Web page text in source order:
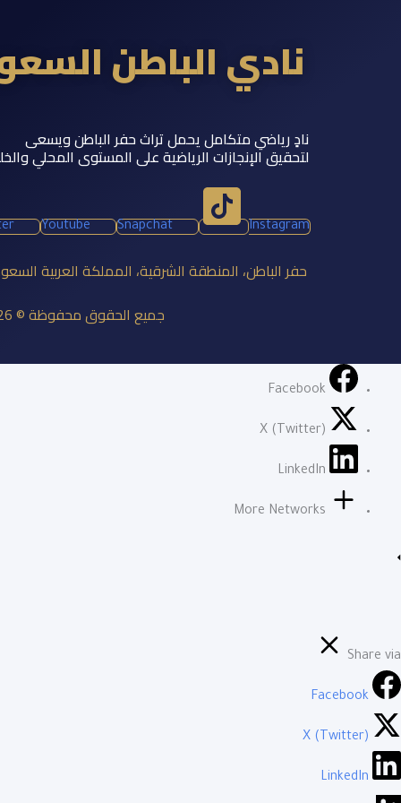
نادي الباطن
نادٍ رياضي متكامل يحمل تراث حفر الباطن ويسعى
لتحقيق الإنجازات الرياضية على المستوى المحلي
Youtube Snapchat Instagram
حفر الباطن، المنطقة الشرقية، المملكة العربية
جميع الحقوق محفوظة © 2026 نادي الباطن السعودي
Facebook
X (Twitter)
LinkedIn
More Networks
Share via
Facebook
X (Twitter)
LinkedIn